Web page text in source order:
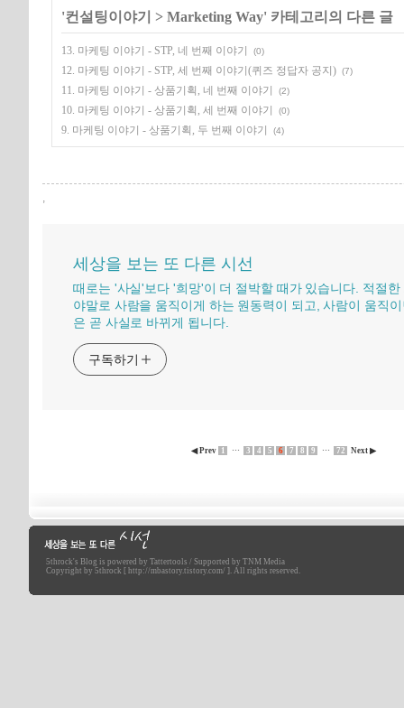
'컨설팅이야기 > Marketing Way' 카테고리의 다른 글
13. 마케팅 이야기 - STP, 네 번째 이야기 (0)
12. 마케팅 이야기 - STP, 세 번째 이야기(퀴즈 정답자 공지) (7)
11. 마케팅 이야기 - 상품기획, 네 번째 이야기 (2)
10. 마케팅 이야기 - 상품기획, 세 번째 이야기 (0)
9. 마케팅 이야기 - 상품기획, 두 번째 이야기 (4)
,
세상을 보는 또 다른 시선
때로는 '사실'보다 '희망'이 더 절박할 때가 있습니다. 적절한
야말로 사람을 움직이게 하는 원동력이 되고, 사람이 움직
은 곧 사실로 바뀌게 됩니다.
구독하기
◀ Prev 1 ··· 3 4 5 6 7 8 9 ··· 72 Next ▶
세상을 보는 또 다른 시선
5throck's Blog is powered by Tattertools / Supported by TNM Media
Copyright by 5throck [ http://mbastory.tistory.com/ ]. All rights reserved.